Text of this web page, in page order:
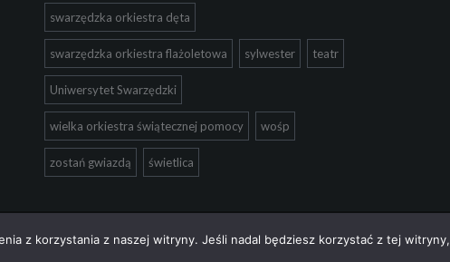
swarzędzka orkiestra dęta
swarzędzka orkiestra flażoletowa sylwester teatr
Uniwersytet Swarzędzki
wielka orkiestra świątecznej pomocy wośp
zostań gwiazdą świetlica
z korzystania z naszej witryny. Jeśli nadal będziesz korzystać z tej